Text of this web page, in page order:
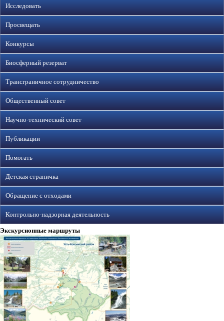
Исследовать
Просвещать
Конкурсы
Биосферный резерват
Трансграничное сотрудничество
Общественный совет
Научно-технический совет
Публикации
Помогать
Детская страничка
Обращение с отходами
Контрольно-надзорная деятельность
Экскурсионные маршруты